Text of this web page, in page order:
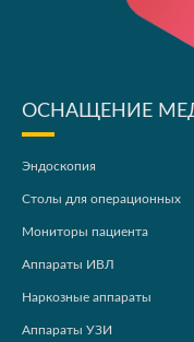
ОСНАЩЕНИЕ
Эндоскопия
Столы для операционных
Мониторы пациента
Аппараты ИВЛ
Наркозные аппараты
Аппараты УЗИ